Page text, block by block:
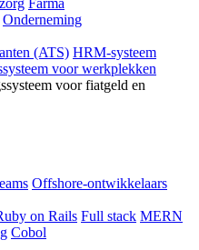
Farma
Onderneming
(ATS) HRM-systeem
voor werkplekken
voor fiatgeld en
Offshore-ontwikkelaars
on Rails Full stack MERN
Cobol